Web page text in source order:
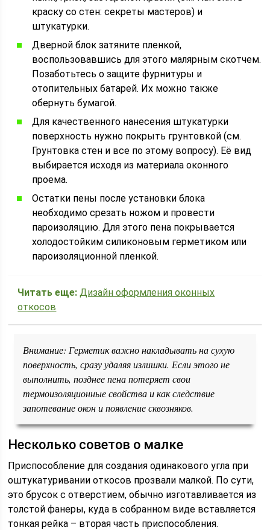
краску со стен: секреты мастеров) и
штукатурки.
Дверной блок затяните пленкой,
воспользовавшись для этого малярным скотчем.
Позаботьтесь о защите фурнитуры и
отопительных батарей. Их можно также
обернуть бумагой.
Для качественного нанесения штукатурки
поверхность нужно покрыть грунтовкой (см.
Грунтовка стен и все по этому вопросу). Её вид
выбирается исходя из материала оконного
проема.
Остатки пены после установки блока
необходимо срезать ножом и провести
пароизоляцию. Для этого пена покрывается
холодостойким силиконовым герметиком или
пароизоляционной пленкой.
Читать еще: Дизайн оформления оконных
откосов
Внимание: Герметик важно накладывать на сухую
поверхность, сразу удаляя излишки. Если этого не
выполнить, позднее пена потеряет свои
термоизоляционные свойства и как следствие
запотевание окон и появление сквозняков.
Несколько советов о малке
Приспособление для создания одинакового угла при
оштукатуривании откосов прозвали малкой. По сути,
это брусок с отверстием, обычно изготавливается из
толстой фанеры, куда в собранном виде вставляется
тонкая рейка – вторая часть приспособления.